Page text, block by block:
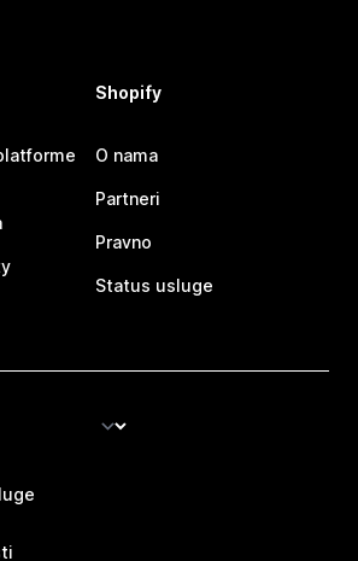
Shopify
O nama
Partneri
Pravno
Status usluge